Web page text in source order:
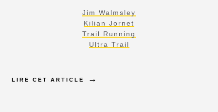
Jim Walmsley
Kilian Jornet
Trail Running
Ultra Trail
LIRE CET ARTICLE